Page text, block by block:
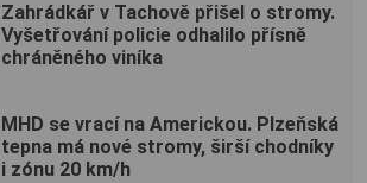
Zahrádkář v Tachově přišel o stromy.
Vyšetřování policie odhalilo přísně
chráněného viníka
MHD se vrací na Americkou. Plzeňská
tepna má nové stromy, širší chodníky
i zónu 20 km/h